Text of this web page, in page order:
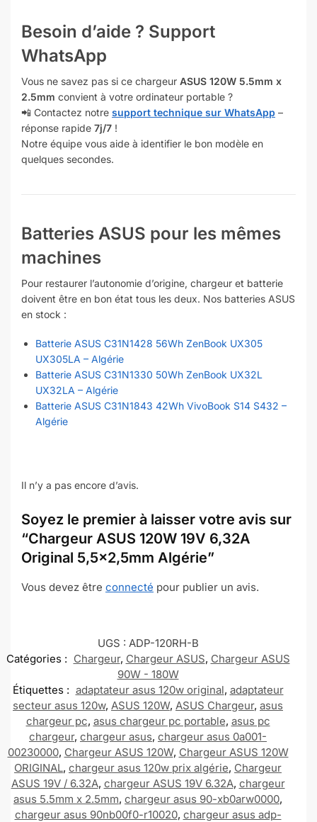
Besoin d’aide ? Support
WhatsApp
Vous ne savez pas si ce chargeur ASUS 120W 5.5mm x
2.5mm convient à votre ordinateur portable ?
📲 Contactez notre support technique sur WhatsApp –
réponse rapide 7j/7 !
Notre équipe vous aide à identifier le bon modèle en
quelques secondes.
Batteries ASUS pour les mêmes
machines
Pour restaurer l’autonomie d’origine, chargeur et batterie
doivent être en bon état tous les deux. Nos batteries ASUS
en stock :
Batterie ASUS C31N1428 56Wh ZenBook UX305
UX305LA – Algérie
Batterie ASUS C31N1330 50Wh ZenBook UX32L
UX32LA – Algérie
Batterie ASUS C31N1843 42Wh VivoBook S14 S432 –
Algérie
Il n’y a pas encore d’avis.
Soyez le premier à laisser votre avis sur
“Chargeur ASUS 120W 19V 6,32A
Original 5,5×2,5mm Algérie”
Vous devez être connecté pour publier un avis.
UGS : ADP-120RH-B
Catégories : Chargeur, Chargeur ASUS, Chargeur ASUS
90W - 180W
Étiquettes : adaptateur asus 120w original, adaptateur
secteur asus 120w, ASUS 120W, ASUS Chargeur, asus
chargeur pc, asus chargeur pc portable, asus pc
chargeur, chargeur asus, chargeur asus 0a001-
00230000, Chargeur ASUS 120W, Chargeur ASUS 120W
ORIGINAL, chargeur asus 120w prix algérie, Chargeur
ASUS 19V / 6.32A, chargeur ASUS 19V 6.32A, chargeur
asus 5.5mm x 2.5mm, chargeur asus 90-xb0arw0000,
chargeur asus 90nb00f0-r10020, chargeur asus adp-